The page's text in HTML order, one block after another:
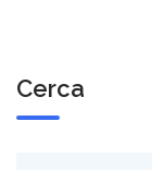
Cerca